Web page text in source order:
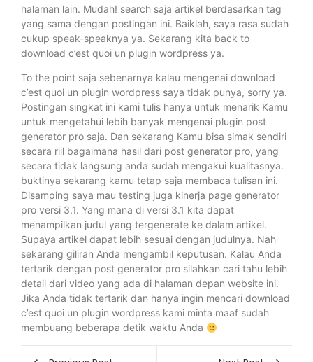
halaman lain. Mudah! search saja artikel berdasarkan tag
yang sama dengan postingan ini. Baiklah, saya rasa sudah
cukup speak-speaknya ya. Sekarang kita back to
download c’est quoi un plugin wordpress ya.
To the point saja sebenarnya kalau mengenai download
c’est quoi un plugin wordpress saya tidak punya, sorry ya.
Postingan singkat ini kami tulis hanya untuk menarik Kamu
untuk mengetahui lebih banyak mengenai plugin post
generator pro saja. Dan sekarang Kamu bisa simak sendiri
secara riil bagaimana hasil dari post generator pro, yang
secara tidak langsung anda sudah mengakui kualitasnya.
buktinya sekarang kamu tetap saja membaca tulisan ini.
Disamping saya mau testing juga kinerja page generator
pro versi 3.1. Yang mana di versi 3.1 kita dapat
menampilkan judul yang tergenerate ke dalam artikel.
Supaya artikel dapat lebih sesuai dengan judulnya. Nah
sekarang giliran Anda mengambil keputusan. Kalau Anda
tertarik dengan post generator pro silahkan cari tahu lebih
detail dari video yang ada di halaman depan website ini.
Jika Anda tidak tertarik dan hanya ingin mencari download
c’est quoi un plugin wordpress kami minta maaf sudah
membuang beberapa detik waktu Anda